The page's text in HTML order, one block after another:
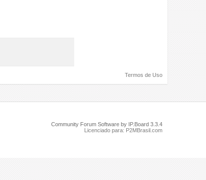
Termos de Uso
Community Forum Software by IP.Board 3.3.4
Licenciado para: P2MBrasil.com